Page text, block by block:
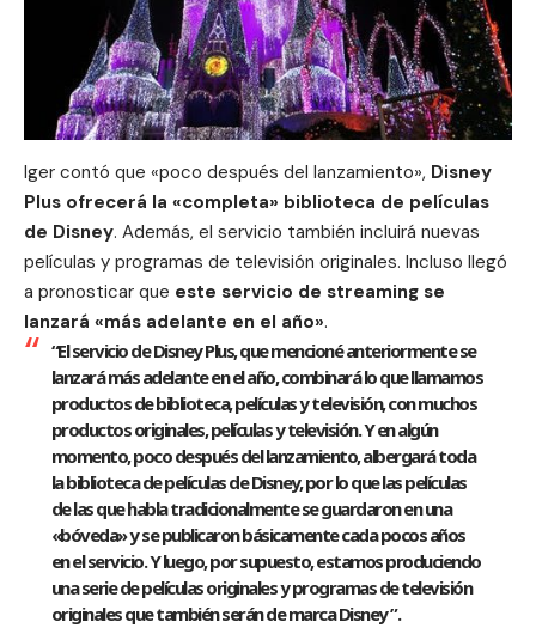
Iger contó que «poco después del lanzamiento», Disney
Plus ofrecerá la «completa» biblioteca de películas
de Disney. Además, el servicio también incluirá nuevas
películas y programas de televisión originales. Incluso llegó
a pronosticar que este servicio de streaming se
lanzará «más adelante en el año».
“El servicio de Disney Plus, que mencioné anteriormente se
lanzará más adelante en el año, combinará lo que llamamos
productos de biblioteca, películas y televisión, con muchos
productos originales, películas y televisión. Y en algún
momento, poco después del lanzamiento, albergará toda
la biblioteca de películas de Disney, por lo que las películas
de las que habla tradicionalmente se guardaron en una
«bóveda» y se publicaron básicamente cada pocos años
en el servicio. Y luego, por supuesto, estamos produciendo
una serie de películas originales y programas de televisión
originales que también serán de marca Disney ”.